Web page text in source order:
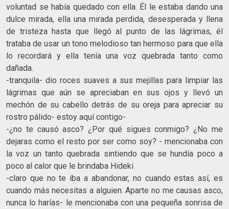
voluntad se había quedado con ella. Él le estaba dando una
dulce mirada, ella una mirada perdida, desesperada y llena
de tristeza hasta que llegó al punto de las lágrimas, él
trataba de usar un tono melodioso tan hermoso para que ella
lo recordará y ella tenía una voz quebrada tanto como
dañada.
-tranquila- dio roces suaves a sus mejillas para limpiar las
lágrimas que aún se apreciaban en sus ojos y llevó un
mechón de su cabello detrás de su oreja para apreciar su
rostro pálido- estoy aquí contigo-
-¿no te causó asco? ¿Por qué sigues conmigo? ¿No me
dejaras como el resto por ser como soy? - mencionaba con
la voz un tanto quebrada sintiendo que se hundía poco a
poco al calor que le brindaba Hideki
-claro que no te iba a abandonar, no cuando estas así, es
cuando más necesitas a alguien. Aparte no me causas asco,
nunca lo harías- le mencionaba con una pequeña sonrisa de